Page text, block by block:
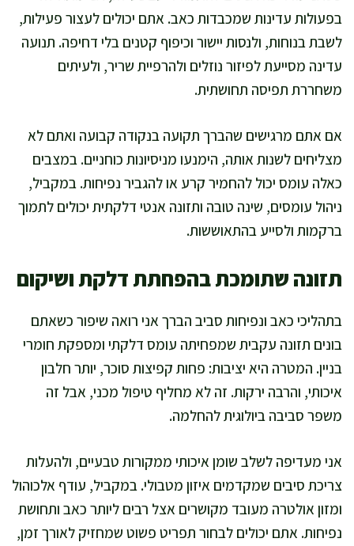
בפעולות עדינות שמכבדות כאב. אתם יכולים לעצור פעילות,
לשבת בנוחות, ולנסות יישור וכיפוף קטנים בלי דחיפה. תנועה
עדינה מסייעת לפיזור נוזלים ולהרפיית שריר, ולעיתים
משחררת תפיסה תחושתית.
אם אתם מרגישים שהברך תקועה בנקודה קבועה ואתם לא
מצליחים לשנות אותה, הימנעו מניסיונות כוחניים. במצבים
כאלה עומס יכול להחמיר קרע או להגביר נפיחות. במקביל,
ניהול עומסים, שינה טובה ותזונה אנטי דלקתית יכולים לתמוך
ברקמות ולסייע בהתאוששות.
תזונה שתומכת בהפחתת דלקת ושיקום
בתהליכי כאב ונפיחות סביב הברך אני רואה שיפור כשאתם
בונים תזונה עקבית שמפחיתה עומס דלקתי ומספקת חומרי
בניין. המטרה היא יציבות: פחות קפיצות סוכר, יותר חלבון
איכותי, והרבה ירקות. זה לא מחליף טיפול מכני, אבל זה
משפר סביבה ביולוגית להחלמה.
אני מעדיפה לשלב שומן איכותי ממקורות טבעיים, ולהעלות
צריכת סיבים שמקדמים איזון מטבולי. במקביל, עודף אלכוהול
ומזון אולטרה מעובד מקושרים אצל רבים ליותר כאב ותחושת
נפיחות. אתם יכולים לבחור תפריט פשוט שמחזיק לאורך זמן,